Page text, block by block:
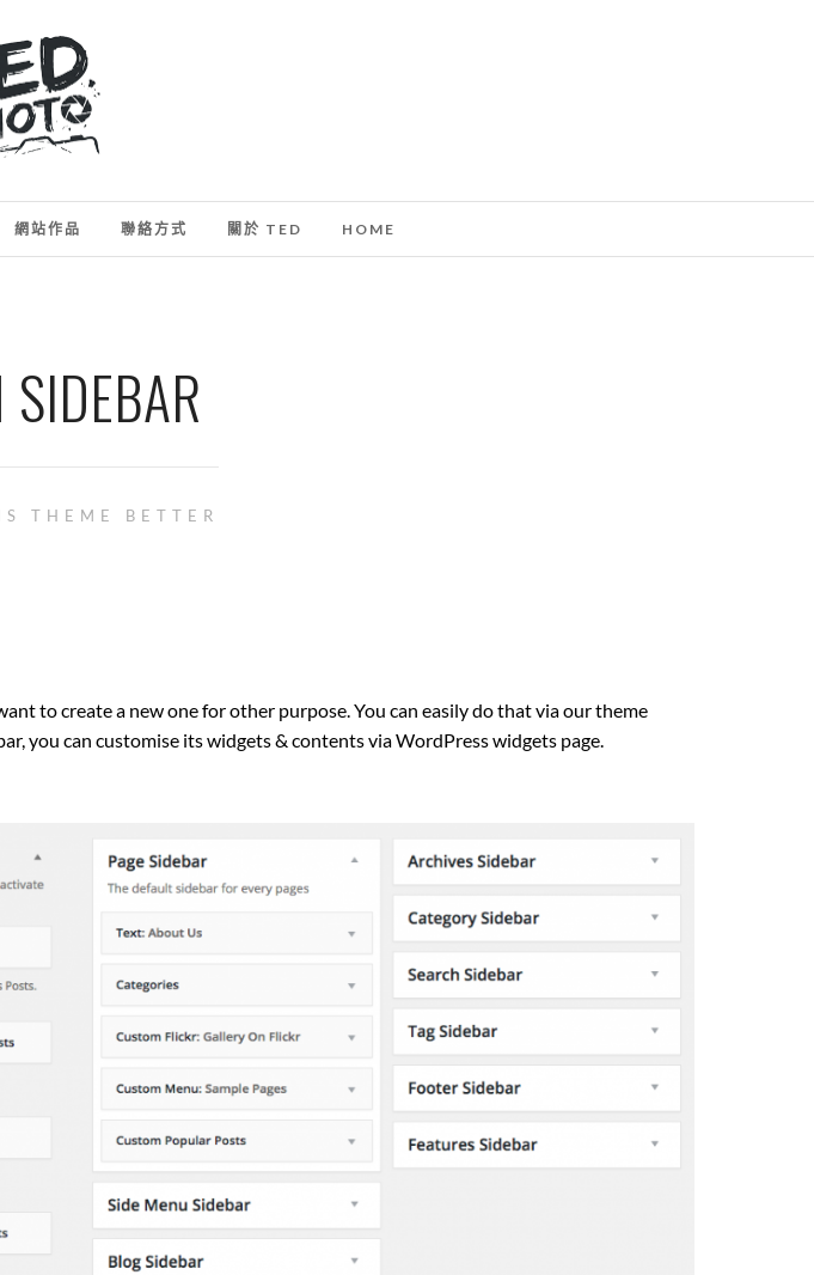
網站作品 聯絡方式 關於 TED HOME
THEME BETTER
to create a new one for other purpose. You can easily do that via our theme
you can customise its widgets & contents via WordPress widgets page.